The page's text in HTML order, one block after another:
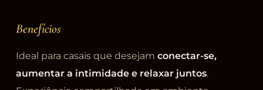
Benefícios
Ideal para casais que desejam conectar-se,
aumentar a intimidade e relaxar juntos.